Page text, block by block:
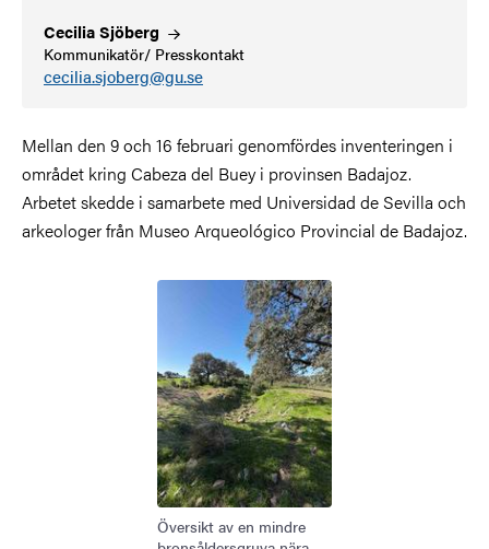
CeciliaSjöberg
Kommunikatör/ Presskontakt
cecilia.sjoberg@gu.se
Mellan den 9 och 16 februari genomfördes inventeringen i
området kring Cabeza del Buey i provinsen Badajoz.
Arbetet skedde i samarbete med Universidad de Sevilla och
arkeologer från Museo Arqueológico Provincial de Badajoz.
Bild
Översikt av en mindre